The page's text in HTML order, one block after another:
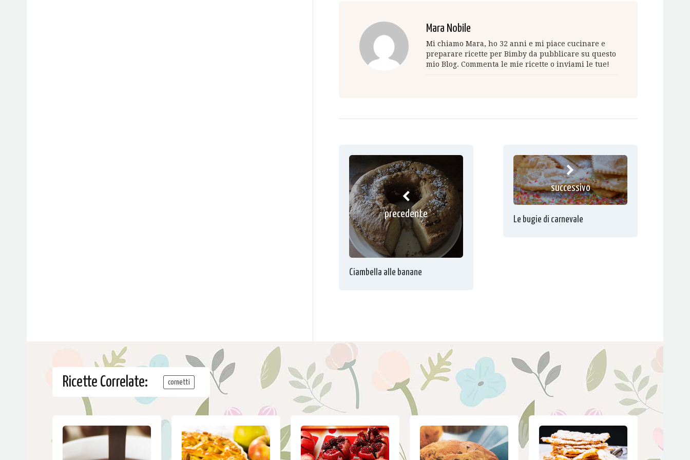
Mara Nobile
Mi chiamo Mara, ho 32 anni e mi piace cucinare e
preparare ricette per Bimby da pubblicare su questo
mio Blog. Commenta le mie ricette o inviami le tue!
precedente
Ciambella alle banane
successivo
Le bugie di carnevale
Ricette Correlate: cornetti